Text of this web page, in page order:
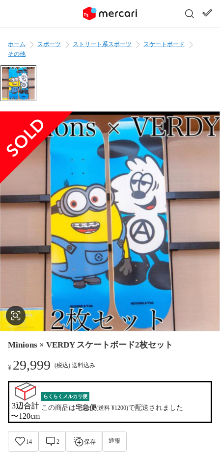
ホーム スポーツ ストリート系スポーツ
スケートボード
その他
Minions × VERDY スケートボード2枚セット
¥29,999 (税込) 送料込み
3辺合計
〜120cm
らくらくメルカリ便
この商品は宅急便(送料 ¥1200)で配送されました
14 2 保存 通報